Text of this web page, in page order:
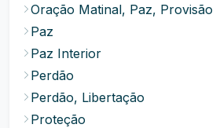
Oração Matinal, Paz, Provisão
Paz
Paz Interior
Perdão
Perdão, Libertação
Proteção